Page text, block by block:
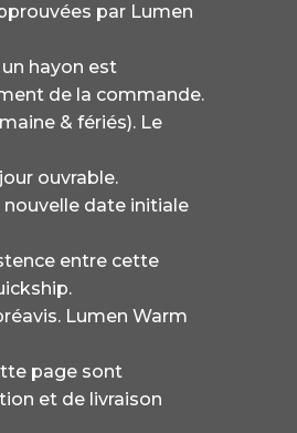
par Lumen
hayon est
de la commande.
& fériés). Le
ouvrable.
date initiale
entre cette
Lumen Warm
page sont
et de livraison